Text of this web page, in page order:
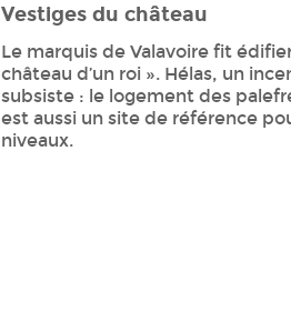
Vestiges du château
Le marquis de Valavoire fit
château d’un roi ». Hélas, un
subsiste : le logement des
est aussi un site de référence
niveaux.